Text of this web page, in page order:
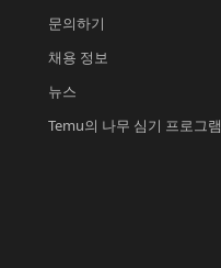
문의하기
채용 정보
뉴스
Temu의 나무 심기 프로그램